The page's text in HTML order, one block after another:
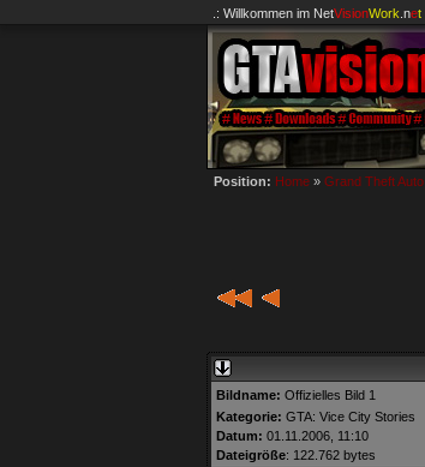
.: Willkommen im NetVisionWork .net
Position: Home » Grand Theft Auto
Bildname: Offizielles Bild 1
Kategorie: GTA: Vice City Stories
Datum: 01.11.2006, 11:10
Dateigröße: 122.762 bytes